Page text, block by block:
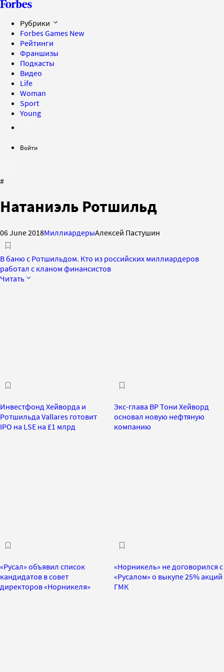
Рубрики
Forbes Games New
Рейтинги
Франшизы
Подкасты
Видео
Life
Woman
Sport
Young
Войти
#
Натаниэль Ротшильд
06 June 2018МиллиардерыАлексей Пастушин
В баню с Ротшильдом. Кто из российских миллиардеров
работал с кланом финансистов
Читать
Инвестфонд Хейворда и
Ротшильда Vallares готовит
IPO на LSE на £1 млрд
Экс-глава BP Тони Хейворд
основал новую нефтяную
компанию
«Русал» объявил список
кандидатов в совет
директоров «Норникеля»
«Норникель» не договорился с
«Русалом» о выкупе 25% акций
ГМК